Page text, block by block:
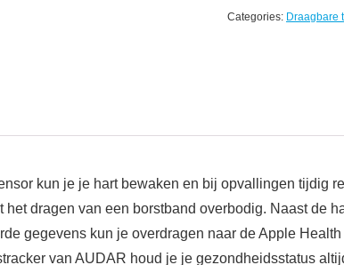
Categories: Draagbare
kun je je hart bewaken en bij opvallingen tijdig
dragen van een borstband overbodig. Naast de
gegevens kun je overdragen naar de Apple
van AUDAR houd je je gezondheidsstatus